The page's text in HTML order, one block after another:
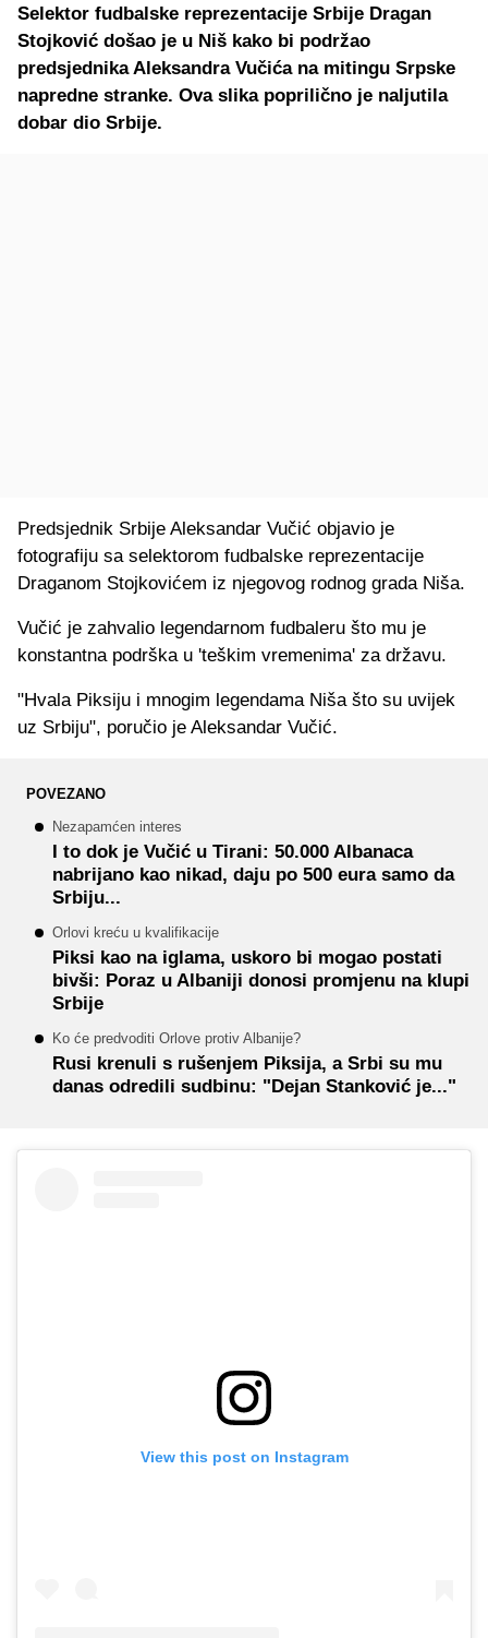
Selektor fudbalske reprezentacije Srbije Dragan
Stojković došao je u Niš kako bi podržao
predsjednika Aleksandra Vučića na mitingu Srpske
napredne stranke. Ova slika poprilično je naljutila
dobar dio Srbije.
Predsjednik Srbije Aleksandar Vučić objavio je
fotografiju sa selektorom fudbalske reprezentacije
Draganom Stojkovićem iz njegovog rodnog grada Niša.
Vučić je zahvalio legendarnom fudbaleru što mu je
konstantna podrška u 'teškim vremenima' za državu.
"Hvala Piksiju i mnogim legendama Niša što su uvijek
uz Srbiju", poručio je Aleksandar Vučić.
POVEZANO
Nezapamćen interes
I to dok je Vučić u Tirani: 50.000 Albanaca
nabrijano kao nikad, daju po 500 eura samo da
Srbiju...
Orlovi kreću u kvalifikacije
Piksi kao na iglama, uskoro bi mogao postati
bivši: Poraz u Albaniji donosi promjenu na klupi
Srbije
Ko će predvoditi Orlove protiv Albanije?
Rusi krenuli s rušenjem Piksija, a Srbi su mu
danas odredili sudbinu: "Dejan Stanković je..."
View this post on Instagram